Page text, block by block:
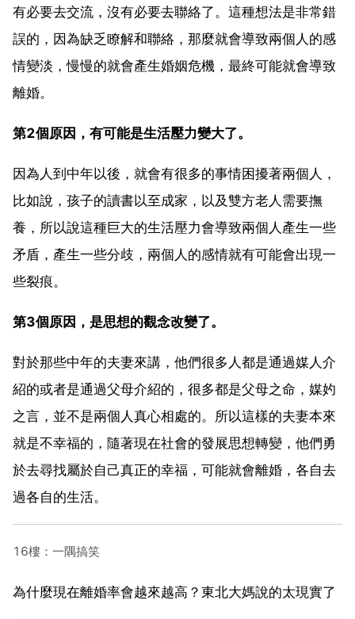
有必要去交流，沒有必要去聯絡了。這種想法是非常錯
誤的，因為缺乏瞭解和聯絡，那麼就會導致兩個人的感
情變淡，慢慢的就會產生婚姻危機，最終可能就會導致
離婚。
第2個原因，有可能是生活壓力變大了。
因為人到中年以後，就會有很多的事情困擾著兩個人，
比如說，孩子的讀書以至成家，以及雙方老人需要撫
養，所以說這種巨大的生活壓力會導致兩個人產生一些
矛盾，產生一些分歧，兩個人的感情就有可能會出現一
些裂痕。
第3個原因，是思想的觀念改變了。
對於那些中年的夫妻來講，他們很多人都是通過媒人介
紹的或者是通過父母介紹的，很多都是父母之命，媒妁
之言，並不是兩個人真心相處的。所以這樣的夫妻本來
就是不幸福的，隨著現在社會的發展思想轉變，他們勇
於去尋找屬於自己真正的幸福，可能就會離婚，各自去
過各自的生活。
16樓：一隅搞笑
為什麼現在離婚率會越來越高？東北大媽說的太現實了